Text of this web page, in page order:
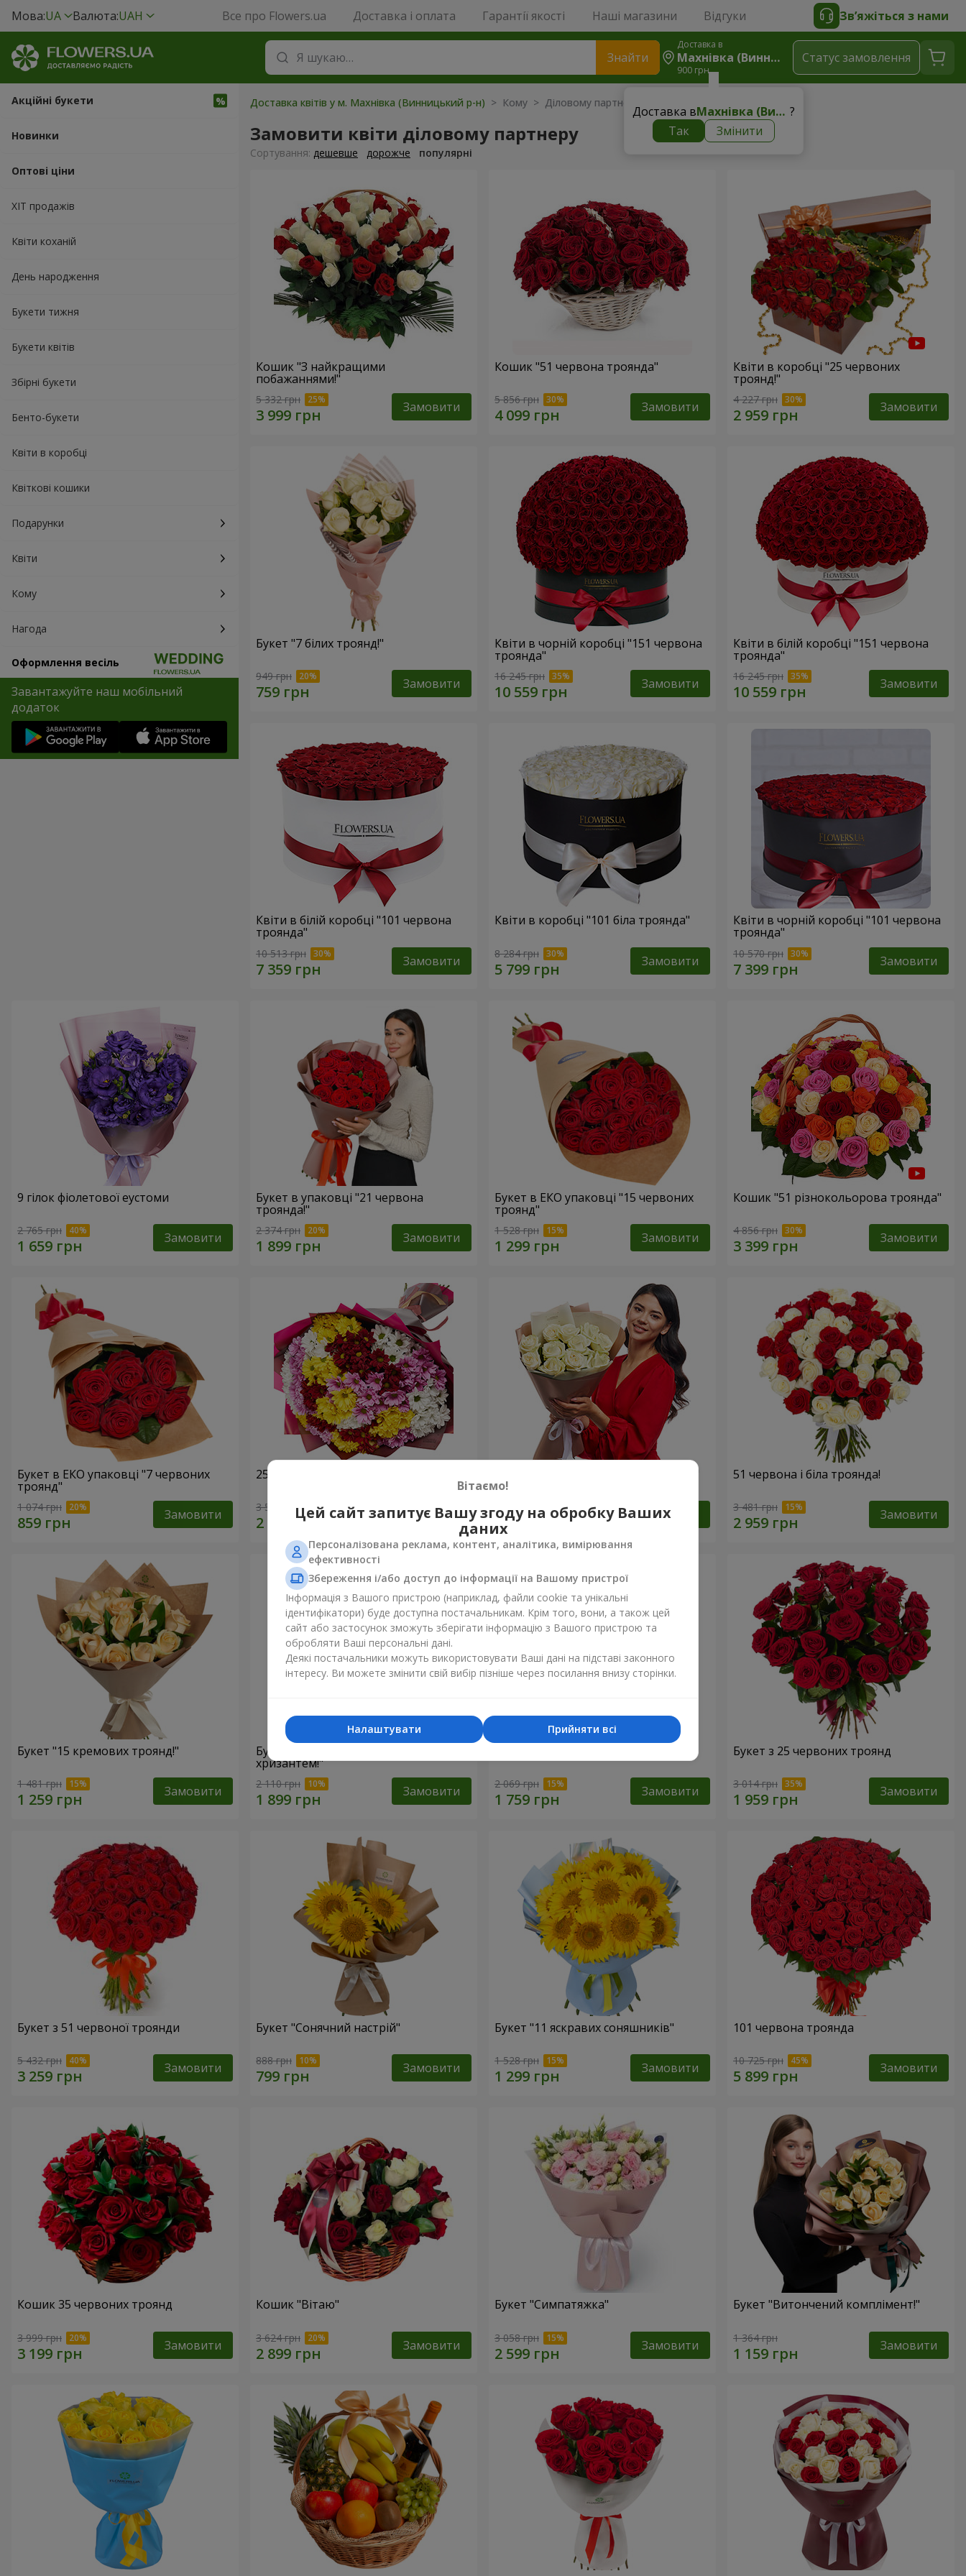
Мова:UA Валюта:UAH Все про Flowers.ua Доставка і оплата Гарантії якості Наші магазини Відгуки Зв’яжіться з нами
Знайти
Доставка в
Махнівка (Винницький Р-Н)
900 грн
Доставка в Махнівка (Винницький р-н) ?
Так
Змінити
Статус замовлення
Акційні букети
Новинки
Оптові ціни
ХІТ продажів
Квіти коханій
День народження
Букети тижня
Букети квітів
Збірні букети
Бенто-букети
Квіти в коробці
Квіткові кошики
Подарунки
Квіти
Кому
Нагода
Оформлення весіль
Завантажуйте наш мобільний
додаток
Доставка квітів у м. Махнівка (Винницький р-н) > Кому > Діловому партнеру
Замовити квіти діловому партнеру
Сортування: дешевше дорожче популярні
Кошик "З найкращими
побажаннями!"
5 332 грн Замовити
Кошик "51 червона троянда"
5 856 грн Замовити
Квіти в коробці "25 червоних
троянд!"
4 227 грн Замовити
Букет "7 білих троянд!"
949 грн Замовити
Квіти в чорній коробці "151 червона
троянда"
16 245 грн Замовити
Квіти в білій коробці "151 червона
троянда"
16 245 грн Замовити
Квіти в білій коробці "101 червона
троянда"
10 513 грн Замовити
Квіти в коробці "101 біла троянда"
8 284 грн Замовити
Квіти в чорній коробці "101 червона
троянда"
10 570 грн Замовити
9 гілок фіолетової еустоми
2 765 грн Замовити
Букет в упаковці "21 червона
троянда!"
2 374 грн Замовити
Букет в ЕКО упаковці "15 червоних
троянд"
1 528 грн Замовити
Кошик "51 різнокольорова троянда"
4 856 грн Замовити
Букет в ЕКО упаковці "7 червоних
троянд"
1 074 грн Замовити
25 різнокольорових хризантем!
3 574 грн Замовити 1 221 грн Замовити
51 червона і біла троянда!
3 481 грн Замовити
Букет "15 кремових троянд!"
1 481 грн Замовити
Букет"15 різнокольорових
хризантем!"
2 110 грн Замовити 2 069 грн Замовити
Букет з 25 червоних троянд
3 014 грн Замовити
Букет з 51 червоної троянди
5 432 грн Замовити
Букет "Сонячний настрій"
888 грн Замовити
Букет "11 яскравих соняшників"
1 528 грн Замовити
101 червона троянда
10 725 грн Замовити
Кошик 35 червоних троянд
3 999 грн Замовити
Кошик "Вітаю"
3 624 грн Замовити
Букет "Симпатяжка"
3 058 грн Замовити
Букет "Витончений комплімент!"
1 364 грн Замовити
Вітаємо!
Цей сайт запитує Вашу згоду на обробку Ваших
даних
Персоналізована реклама, контент, аналітика, вимірювання
ефективності
Збереження і/або доступ до інформації на Вашому пристрої
Інформація з Вашого пристрою (наприклад, файли cookie та унікальні
ідентифікатори) буде доступна постачальникам. Крім того, вони, а також цей
сайт або застосунок зможуть зберігати інформацію з Вашого пристрою та
обробляти Ваші персональні дані.
Деякі постачальники можуть використовувати Ваші дані на підставі законного
інтересу. Ви можете змінити свій вибір пізніше через посилання внизу сторінки.
Прийняти всі
Налаштувати